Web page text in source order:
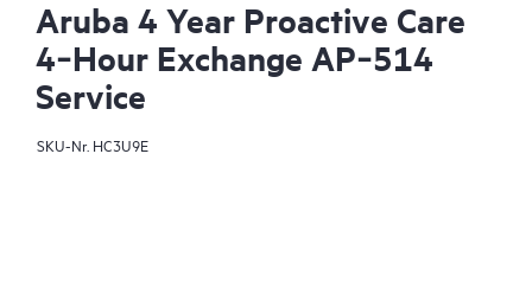
Aruba 4 Year Proactive Care
4‑Hour Exchange AP‑514
Service
SKU-Nr. HC3U9E